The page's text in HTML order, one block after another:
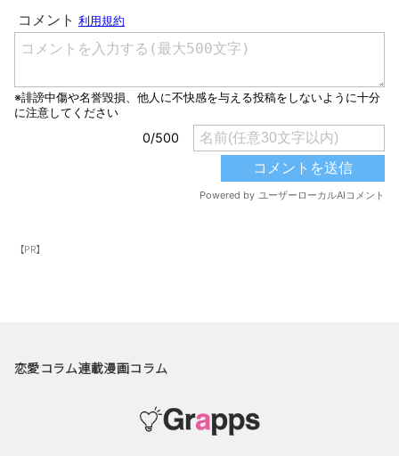
【PR】
恋愛コラム連載漫画コラム